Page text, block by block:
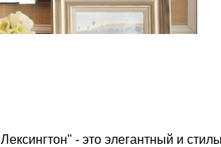
- это элегантный и